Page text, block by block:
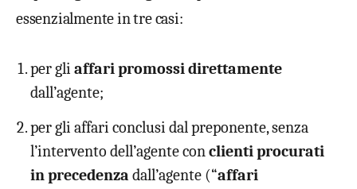
essenzialmente in tre casi:
per gli affari promossi direttamente
dall’agente;
per gli affari conclusi dal preponente, senza
l’intervento dell’agente conclienti procurati
in precedenza dall’agente (“affari